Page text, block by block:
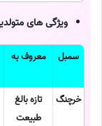
ویژگی های
سمبل معروف به
خرچنگ
تازه بالغ
طبیعت